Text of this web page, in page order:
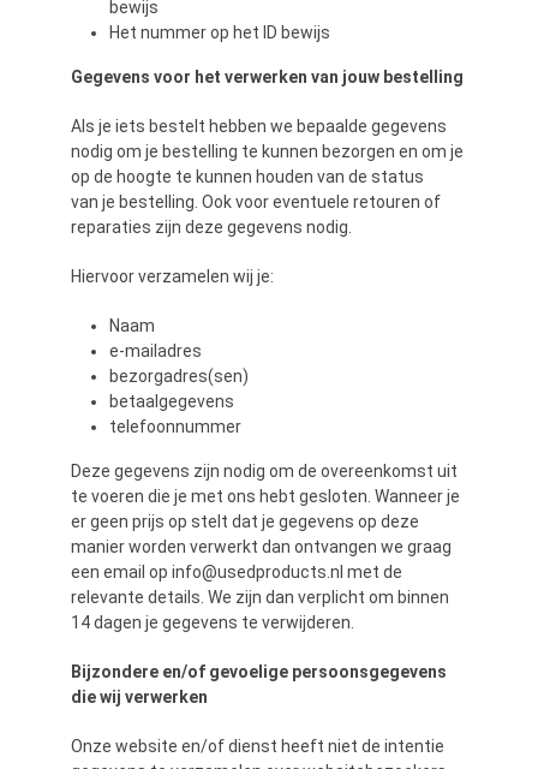
bewijs
Het nummer op het ID bewijs
Gegevens voor het verwerken van jouw bestelling
Als je iets bestelt hebben we bepaalde gegevens
nodig om je bestelling te kunnen bezorgen en om je
op de hoogte te kunnen houden van de status
van je bestelling. Ook voor eventuele retouren of
reparaties zijn deze gegevens nodig.
Hiervoor verzamelen wij je:
Naam
e-mailadres
bezorgadres(sen)
betaalgegevens
telefoonnummer
Deze gegevens zijn nodig om de overeenkomst uit
te voeren die je met ons hebt gesloten. Wanneer je
er geen prijs op stelt dat je gegevens op deze
manier worden verwerkt dan ontvangen we graag
een email op info@usedproducts.nl met de
relevante details. We zijn dan verplicht om binnen
14 dagen je gegevens te verwijderen.
Bijzondere en/of gevoelige persoonsgegevens
die wij verwerken
Onze website en/of dienst heeft niet de intentie